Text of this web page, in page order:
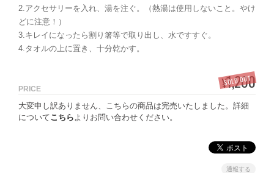
2.アクセサリーを入れ、湯を注ぐ。（熱湯は使用しないこと。やけ
どに注意！）
3.キレイになったら割り箸等で取り出し、水ですすぐ。
4.タオルの上に置き、十分乾かす。
PRICE ¥1,200
SOLD OUT
大変申し訳ありません、こちらの商品は完売いたしました。詳細
についてこちらよりお問い合わせください。
通報する